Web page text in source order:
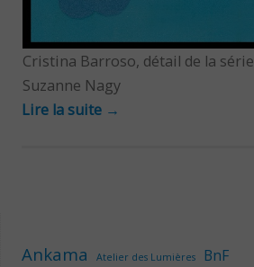
Cristina Barroso, détail de la série
Suzanne Nagy
Lire la suite →
Ankama Atelier des Lumières BnF